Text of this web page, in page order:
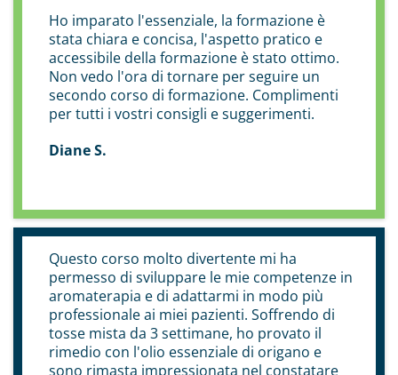
Ho imparato l'essenziale, la formazione è
stata chiara e concisa, l'aspetto pratico e
accessibile della formazione è stato ottimo.
Non vedo l'ora di tornare per seguire un
secondo corso di formazione. Complimenti
per tutti i vostri consigli e suggerimenti.
Diane S.
Questo corso molto divertente mi ha
permesso di sviluppare le mie competenze in
aromaterapia e di adattarmi in modo più
professionale ai miei pazienti. Soffrendo di
tosse mista da 3 settimane, ho provato il
rimedio con l'olio essenziale di origano e
sono rimasta impressionata nel constatare